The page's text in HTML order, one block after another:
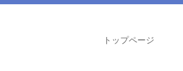
トップページ